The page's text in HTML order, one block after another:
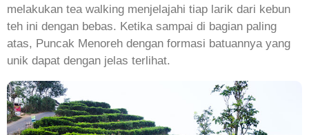
melakukan tea walking menjelajahi tiap larik dari kebun
teh ini dengan bebas. Ketika sampai di bagian paling
atas, Puncak Menoreh dengan formasi batuannya yang
unik dapat dengan jelas terlihat.